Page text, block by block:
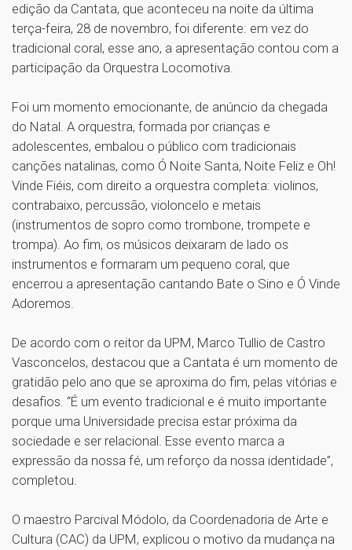
edição da Cantata, que aconteceu na noite da última
terça-feira, 28 de novembro, foi diferente: em vez do
tradicional coral, esse ano, a apresentação contou com a
participação da Orquestra Locomotiva.
Foi um momento emocionante, de anúncio da chegada
do Natal. A orquestra, formada por crianças e
adolescentes, embalou o público com tradicionais
canções natalinas, como Ó Noite Santa, Noite Feliz e Oh!
Vinde Fiéis, com direito a orquestra completa: violinos,
contrabaixo, percussão, violoncelo e metais
(instrumentos de sopro como trombone, trompete e
trompa). Ao fim, os músicos deixaram de lado os
instrumentos e formaram um pequeno coral, que
encerrou a apresentação cantando Bate o Sino e Ó Vinde
Adoremos.
De acordo com o reitor da UPM, Marco Tullio de Castro
Vasconcelos, destacou que a Cantata é um momento de
gratidão pelo ano que se aproxima do fim, pelas vitórias e
desafios. “É um evento tradicional e é muito importante
porque uma Universidade precisa estar próxima da
sociedade e ser relacional. Esse evento marca a
expressão da nossa fé, um reforço da nossa identidade”,
completou.
O maestro Parcival Módolo, da Coordenadoria de Arte e
Cultura (CAC) da UPM, explicou o motivo da mudança na